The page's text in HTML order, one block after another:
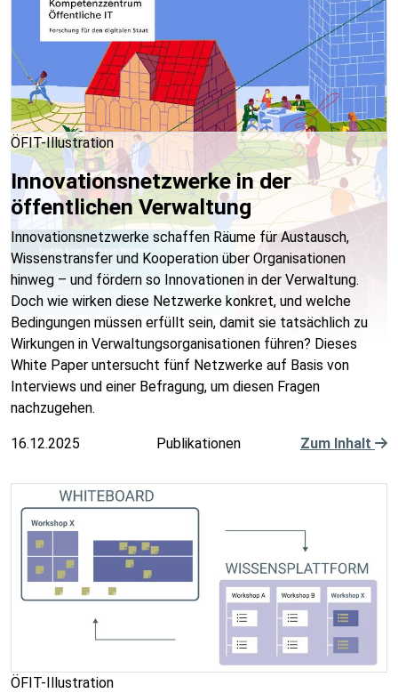
ÖFIT-Illustration
Innovationsnetzwerke in der
öffentlichen Verwaltung
Innovationsnetzwerke schaffen Räume für Austausch,
Wissenstransfer und Kooperation über Organisationen
hinweg – und fördern so Innovationen in der Verwaltung.
Doch wie wirken diese Netzwerke konkret, und welche
Bedingungen müssen erfüllt sein, damit sie tatsächlich zu
Wirkungen in Verwaltungsorganisationen führen? Dieses
White Paper untersucht fünf Netzwerke auf Basis von
Interviews und einer Befragung, um diesen Fragen
nachzugehen.
16.12.2025 Publikationen Zum Inhalt
ÖFIT-Illustration